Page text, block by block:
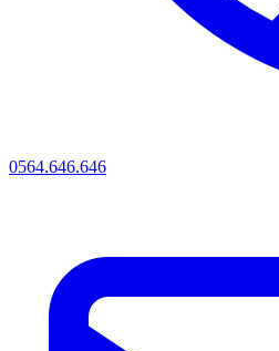
0564.646.646